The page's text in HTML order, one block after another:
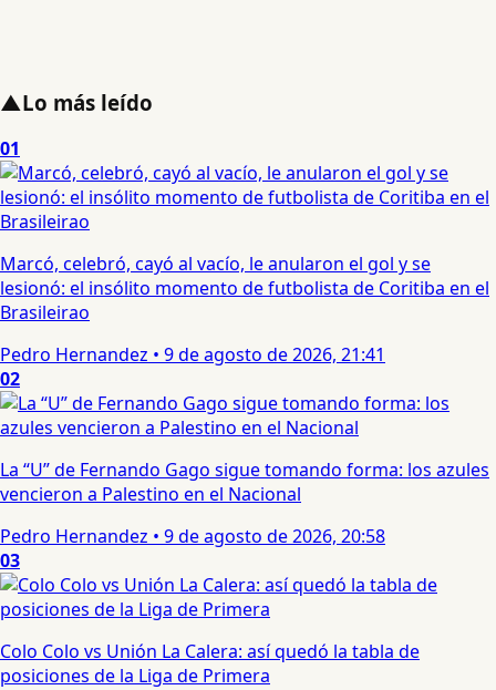
▲Lo más leído
01
Marcó, celebró, cayó al vacío, le anularon el gol y se
lesionó: el insólito momento de futbolista de Coritiba en el
Brasileirao
Pedro Hernandez • 9 de agosto de 2026, 21:41
02
La “U” de Fernando Gago sigue tomando forma: los azules
vencieron a Palestino en el Nacional
Pedro Hernandez • 9 de agosto de 2026, 20:58
03
Colo Colo vs Unión La Calera: así quedó la tabla de
posiciones de la Liga de Primera